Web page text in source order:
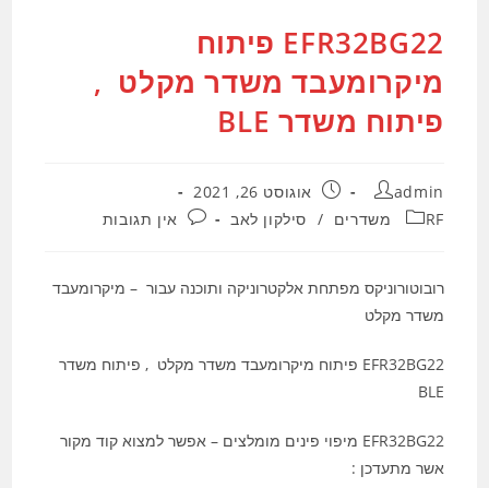
EFR32BG22 פיתוח
מיקרומעבד משדר מקלט ,
פיתוח משדר BLE
מחבר:
admin פורסם:אוגוסט 26, 2021
קטגוריה:
RF משדרים / סילקון לאב תגובות:אין תגובות
רובוטורוניקס מפתחת אלקטרוניקה ותוכנה עבור – מיקרומעבד
משדר מקלט
EFR32BG22 פיתוח מיקרומעבד משדר מקלט , פיתוח משדר
BLE
EFR32BG22 מיפוי פינים מומלצים – אפשר למצוא קוד מקור
אשר מתעדכן :